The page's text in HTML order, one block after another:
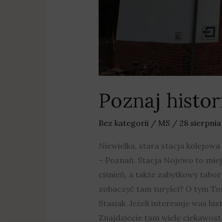
Poznaj
Bez kategorii/ MS / 28
Niewielka, stara stacja
– Poznań. Stacja Nojewo to
ciśnień, a także zabytkowy
zobaczyć tam turyści? O tym
Stasiak. Jeżeli interesuje was
Znajdziecie tam wiele